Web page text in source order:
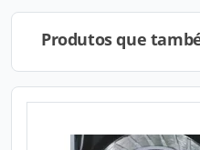
Produtos que